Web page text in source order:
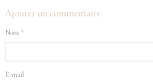
Ajouter un commentaire
Nom
E-mail